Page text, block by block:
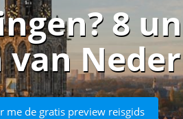
8
me de gratis preview reisgids